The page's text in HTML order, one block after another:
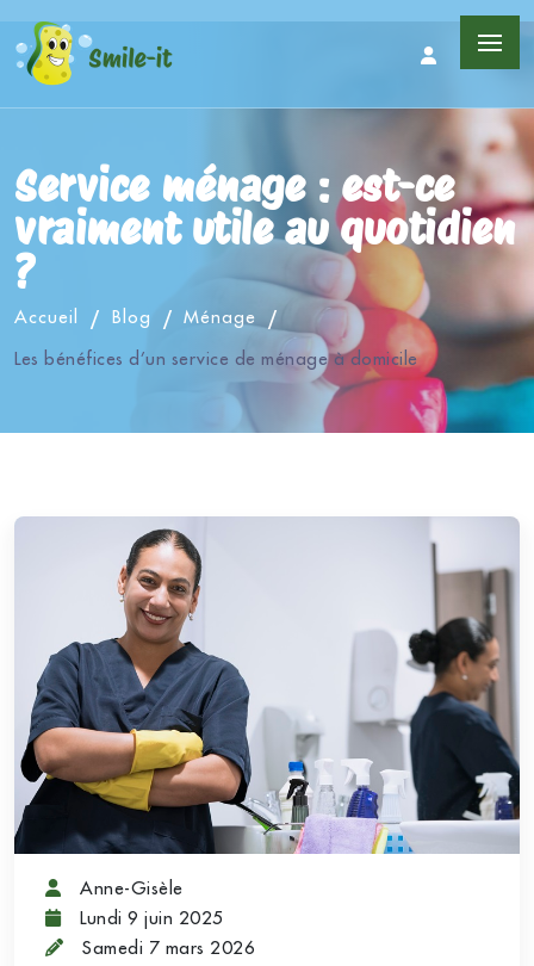
Service ménage : est-ce
vraiment utile au quotidien
?
Accueil Blog
Ménage
Les bénéfices d’un service de ménage à domicile
Anne-Gisèle
Lundi 9 juin 2025
Samedi 7 mars 2026